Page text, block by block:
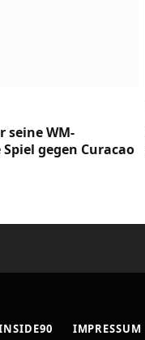
seine WM-
gegen Curacao
IMPRESSUM